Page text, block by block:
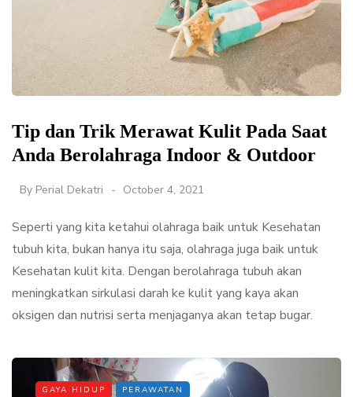
Tip dan Trik Merawat Kulit Pada Saat
Anda Berolahraga Indoor & Outdoor
By Perial Dekatri October 4, 2021
Seperti yang kita ketahui olahraga baik untuk Kesehatan
tubuh kita, bukan hanya itu saja, olahraga juga baik untuk
Kesehatan kulit kita. Dengan berolahraga tubuh akan
meningkatkan sirkulasi darah ke kulit yang kaya akan
oksigen dan nutrisi serta menjaganya akan tetap bugar.
GAYA HIDUP PERAWATAN